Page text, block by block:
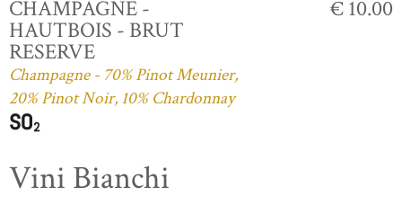
CHAMPAGNE -
HAUTBOIS - BRUT
RESERVE
Champagne - 70% Pinot Meunier,
20% Pinot Noir, 10% Chardonnay
€ 10.00
Vini Bianchi